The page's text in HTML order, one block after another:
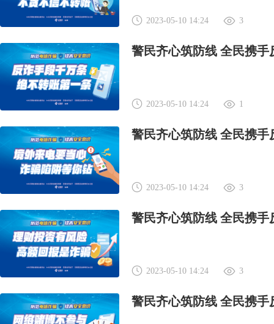
2023-05-10 14:24 3
警民齐心筑防线 全民携手
2023-05-10 14:24 1
警民齐心筑防线 全民携手
2023-05-10 14:24 3
警民齐心筑防线 全民携手
2023-05-10 14:24 3
警民齐心筑防线 全民携手